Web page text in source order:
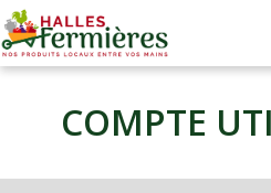
COMPTE